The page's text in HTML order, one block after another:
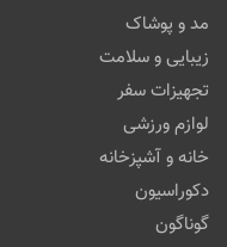
مد و پوشاک
زیبایی و سلامت
تجهیزات سفر
لوازم ورزشی
خانه و آشپزخانه
دکوراسیون
گوناگون